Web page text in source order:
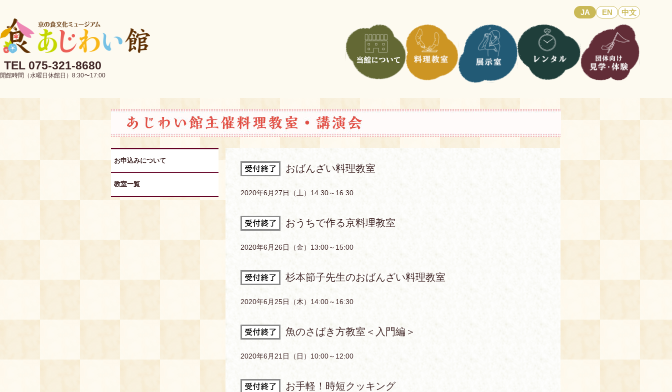
JA EN 中文
TEL 075-321-8680
開館時間（水曜日休館日）8:30〜17:00
お申込みについて
教室一覧
おばんざい料理教室
2020年6月27日（土）14:30～16:30
おうちで作る京料理教室
2020年6月26日（金）13:00～15:00
杉本節子先生のおばんざい料理教室
2020年6月25日（木）14:00～16:30
魚のさばき方教室＜入門編＞
2020年6月21日（日）10:00～12:00
お手軽！時短クッキング